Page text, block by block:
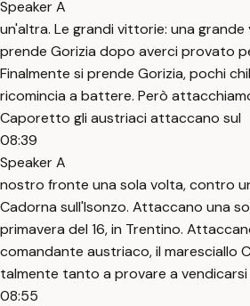
Speaker A
un'altra. Le grandi vittorie: una grande
prende Gorizia dopo averci provato
Finalmente si prende Gorizia, pochi
ricomincia a battere. Però
Caporetto gli austriaci attaccano sul
08:39
Speaker A
nostro fronte una sola volta, contro
Cadorna sull'Isonzo. Attaccano una
primavera del 16, in Trentino.
comandante austriaco, il maresciallo
talmente tanto a provare a
08:55